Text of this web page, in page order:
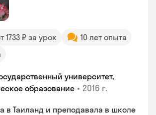
1733 ₽ за урок
10 лет опыта
университет,
образование • 2016 г.
в Таиланд и преподавала в школе